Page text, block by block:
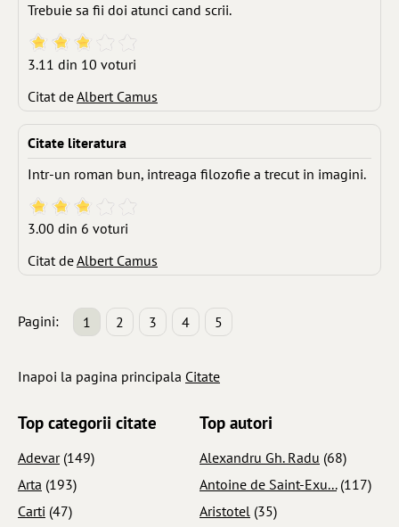
Trebuie sa fii doi atunci cand scrii.
3.11 din 10 voturi
Citat deAlbert Camus
Citate literatura
Intr-un roman bun, intreaga filozofie a trecut in imagini.
3.00 din 6 voturi
Citat deAlbert Camus
Pagini: 1 2 3 4 5
Inapoi la pagina principala Citate
Top categorii citate
Adevar(149)
Arta (193)
Carti (47)
Top autori
Alexandru Gh. Radu (68)
Antoine de Saint-Exu...(117)
Aristotel (35)